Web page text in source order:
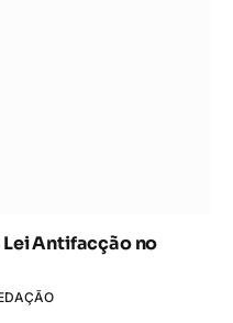
Antifacção no